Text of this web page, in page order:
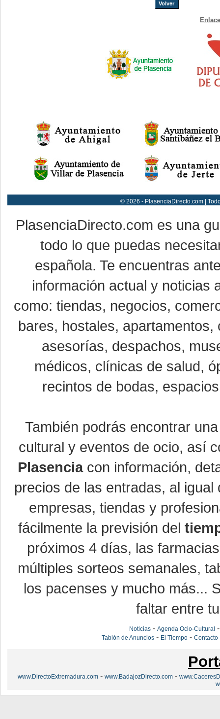
Volver
© 2026 - PlasenciaDirecto.com |
PlasenciaDirecto.com es una
todo lo que puedas
española. Te encuentras
información actual y noticias
como: tiendas, negocios,
bares, hostales,
asesorías, despachos,
médicos, clínicas de salud,
recintos de bodas,
También podrás encontrar
cultural y eventos de ocio, así
Plasenciacon información,
precios de las entradas, al
empresas, tiendas y
fácilmente la previsión del
próximos 4 días, las
múltiples sorteos semanales,
los pacenses y mucho más...
faltar entre
Noticias -Agenda Ocio-Cultural
Tablón de Anuncios - El Tiempo -Contacto
www.DirectoExtremadura.com - www.BadajozDirecto.com -